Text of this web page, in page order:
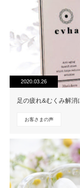
2020.03.26
足の疲れ&むくみ解
お客さまの声